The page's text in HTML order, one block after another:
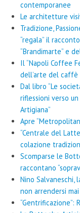
contemporanee
Le architetture
Tradizione,
“regala” il
“Brandimarte” e
Il “Napoli Coffee
dell’arte del caffè
Dal libro “Le
riflessioni verso
Artigiana”
Apre
“Centrale del
colazione
Scomparse le
raccontano
Nino
non arrendersi mai
“Gentrificazione”: